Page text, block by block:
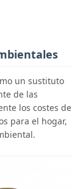
un sustituto
de las
los costes de
para el hogar,